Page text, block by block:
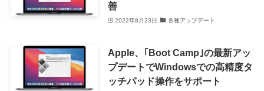
善
2022年8月23日 各種アップデート
Apple、｢Boot Camp｣の最新アッ
プデートでWindowsでの高精度タ
ッチパッド操作をサポート